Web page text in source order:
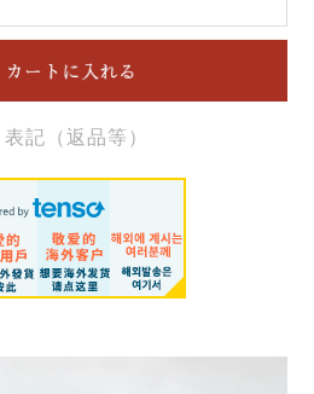
記（返品等）